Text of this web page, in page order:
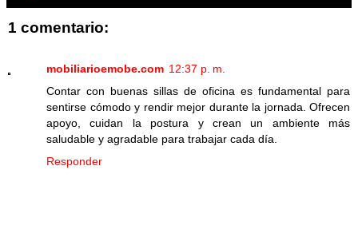
1 comentario:
mobiliarioemobe.com 12:37 p. m.
Contar con buenas sillas de oficina es fundamental para
sentirse cómodo y rendir mejor durante la jornada. Ofrecen
apoyo, cuidan la postura y crean un ambiente más
saludable y agradable para trabajar cada día.
Responder